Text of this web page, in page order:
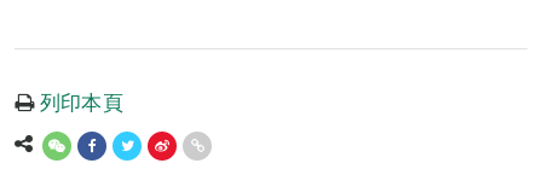
列印本頁